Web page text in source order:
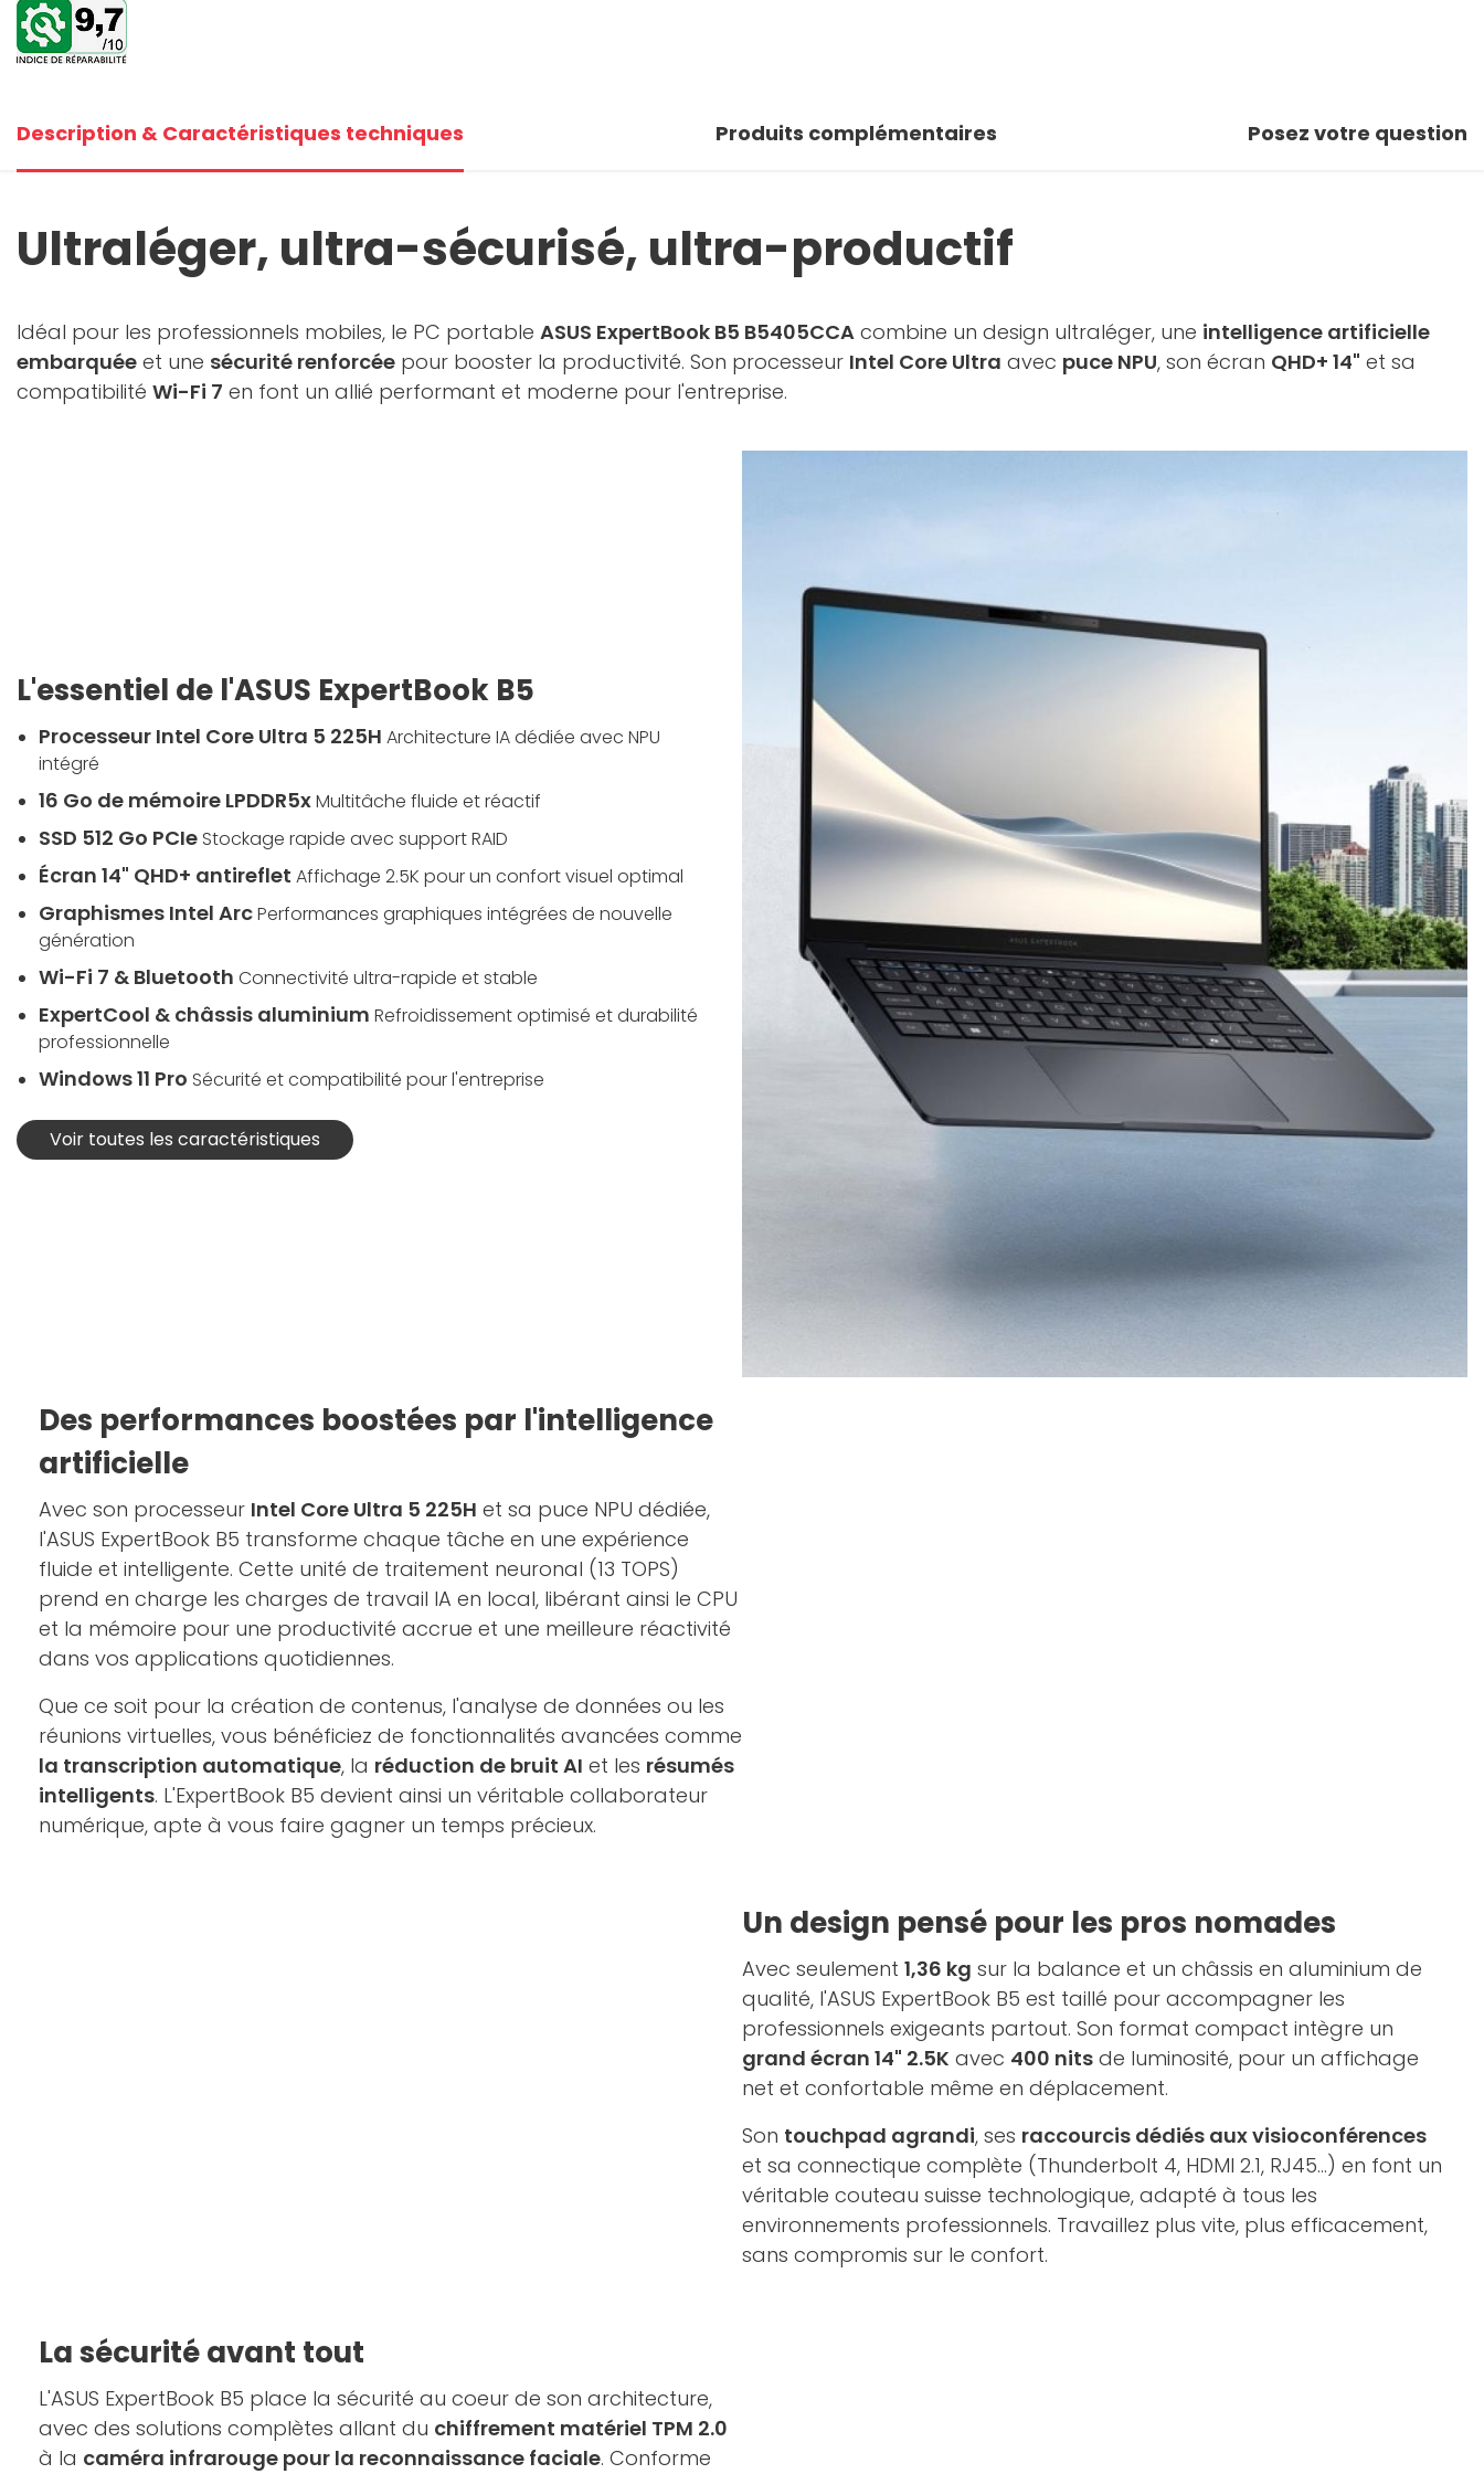
Description & Caractéristiques techniques Produits complémentaires Posez votre question
Ultraléger, ultra-sécurisé, ultra-productif
Idéal pour les professionnels mobiles, le PC portable ASUS ExpertBook B5 B5405CCA combine un design ultraléger, une intelligence artificielle
embarquée et une sécurité renforcée pour booster la productivité. Son processeur Intel Core Ultra avec puce NPU, son écran QHD+ 14" et sa
compatibilité Wi-Fi 7 en font un allié performant et moderne pour l'entreprise.
L'essentiel de l'ASUS ExpertBook B5
Processeur Intel Core Ultra 5 225H Architecture IA dédiée avec NPU
intégré
16 Go de mémoire LPDDR5xMultitâche fluide et réactif
SSD 512 Go PCIe Stockage rapide avec support RAID
Écran 14" QHD+ antireflet Affichage 2.5K pour un confort visuel optimal
Graphismes Intel ArcPerformances graphiques intégrées de nouvelle
génération
Wi-Fi 7 & Bluetooth Connectivité ultra-rapide et stable
ExpertCool & châssis aluminium Refroidissement optimisé et durabilité
professionnelle
Windows 11 Pro Sécurité et compatibilité pour l'entreprise
Voir toutes les caractéristiques
Des performances boostées par l'intelligence
artificielle
Avec son processeur Intel Core Ultra 5 225H et sa puce NPU dédiée,
l'ASUS ExpertBook B5 transforme chaque tâche en une expérience
fluide et intelligente. Cette unité de traitement neuronal (13 TOPS)
prend en charge les charges de travail IA en local, libérant ainsi le CPU
et la mémoire pour une productivité accrue et une meilleure réactivité
dans vos applications quotidiennes.
Que ce soit pour la création de contenus, l'analyse de données ou les
réunions virtuelles, vous bénéficiez de fonctionnalités avancées comme
la transcription automatique, la réduction de bruit AI et les résumés
intelligents. L'ExpertBook B5 devient ainsi un véritable collaborateur
numérique, apte à vous faire gagner un temps précieux.
Un design pensé pour les pros nomades
Avec seulement 1,36 kg sur la balance et un châssis en aluminium de
qualité, l'ASUS ExpertBook B5 est taillé pour accompagner les
professionnels exigeants partout. Son format compact intègre un
grand écran 14" 2.5K avec 400 nits de luminosité, pour un affichage
net et confortable même en déplacement.
Son touchpad agrandi, ses raccourcis dédiés aux visioconférences
et sa connectique complète (Thunderbolt 4, HDMI 2.1, RJ45...) en font un
véritable couteau suisse technologique, adapté à tous les
environnements professionnels. Travaillez plus vite, plus efficacement,
sans compromis sur le confort.
La sécurité avant tout
L'ASUS ExpertBook B5 place la sécurité au coeur de son architecture,
avec des solutions complètes allant du chiffrement matériel TPM 2.0
à la caméra infrarouge pour la reconnaissance faciale. Conforme